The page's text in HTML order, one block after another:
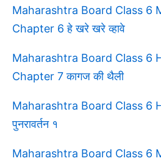
Maharashtra Board Class 6
Chapter 6 हे खरे खरे व्हावे
Maharashtra Board Class 6
Chapter 7 कागज की थैली
Maharashtra Board Class 6
पुनरावर्तन १
Maharashtra Board Class 6